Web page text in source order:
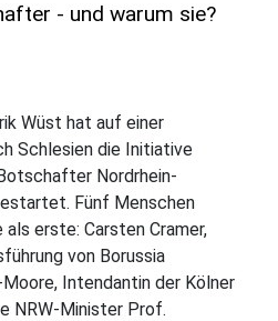
- und warum sie?
Wüst hat auf einer
Schlesien die Initiative
Nordrhein-
Fünf Menschen
erste: Carsten Cramer,
von Borussia
Intendantin der Kölner
NRW-Minister Prof.